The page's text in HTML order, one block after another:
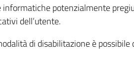
potenzialmente
dell’utente.
di disabilitazione è possibile